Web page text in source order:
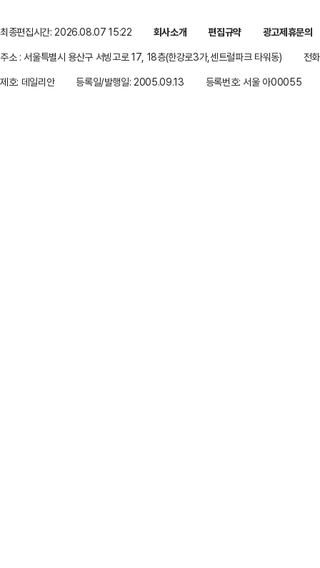
최종편집시간: 2026.08.07 15:22 회사소개 편집규약
광고제휴문의
주소 : 서울특별시 용산구 서빙고로 17, 18층(한강로3가,센트럴파크 타워동)
전
제호: 데일리안
등록일/발행일: 2005.09.13 등록번호: 서울 아00055